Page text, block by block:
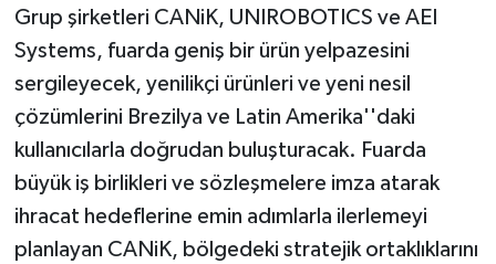
Grup şirketleri CANiK, UNIROBOTICS ve AEI
Systems, fuarda geniş bir ürün yelpazesini
sergileyecek, yenilikçi ürünleri ve yeni nesil
çözümlerini Brezilya ve Latin Amerika''daki
kullanıcılarla doğrudan buluşturacak. Fuarda
büyük iş birlikleri ve sözleşmelere imza atarak
ihracat hedeflerine emin adımlarla ilerlemeyi
planlayan CANiK, bölgedeki stratejik ortaklıklarını